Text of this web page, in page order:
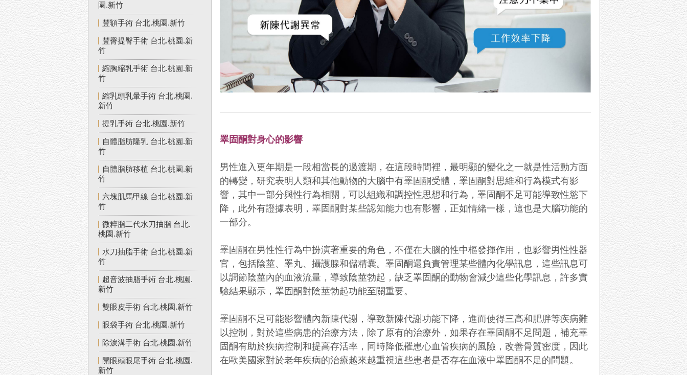
園.新竹
豐額手術 台北.桃園.新竹
豐臀提臀手術 台北.桃園.新
竹
縮胸縮乳手術 台北.桃園.新
竹
縮乳頭乳暈手術 台北.桃園.
新竹
提乳手術 台北.桃園.新竹
自體脂肪隆乳 台北.桃園.新
竹
自體脂肪移植 台北.桃園.新
竹
六塊肌馬甲線 台北.桃園.新
竹
微粹脂二代水刀抽脂 台北.
桃園.新竹
水刀抽脂手術 台北.桃園.新
竹
超音波抽脂手術 台北.桃園.
新竹
雙眼皮手術 台北.桃園.新竹
眼袋手術 台北.桃園.新竹
除淚溝手術 台北.桃園.新竹
開眼頭眼尾手術 台北.桃園.
新竹
睪固酮對身心的影響
男性進入更年期是一段相當長的過渡期，在這段時間裡，最明顯的變化之一就是性活動方面
的轉變，研究表明人類和其他動物的大腦中有睪固酮受體，睪固酮對思維和行為模式有影
響，其中一部分與性行為相關，可以組織和調控性思想和行為，睪固酮不足可能導致性慾下
降，此外有證據表明，睪固酮對某些認知能力也有影響，正如情緒一樣，這也是大腦功能的
一部分。
睪固酮在男性性行為中扮演著重要的角色，不僅在大腦的性中樞發揮作用，也影響男性性器
官，包括陰莖、睪丸、攝護腺和儲精囊。睪固酮還負責管理某些體內化學訊息，這些訊息可
以調節陰莖內的血液流量，導致陰莖勃起，缺乏睪固酮的動物會減少這些化學訊息，許多實
驗結果顯示，睪固酮對陰莖勃起功能至關重要。
睪固酮不足可能影響體內新陳代謝，導致新陳代謝功能下降，進而使得三高和肥胖等疾病難
以控制，對於這些病患的治療方法，除了原有的治療外，如果存在睪固酮不足問題，補充睪
固酮有助於疾病控制和提高存活率，同時降低罹患心血管疾病的風險，改善骨質密度，因此
在歐美國家對於老年疾病的治療越來越重視這些患者是否存在血液中睪固酮不足的問題。